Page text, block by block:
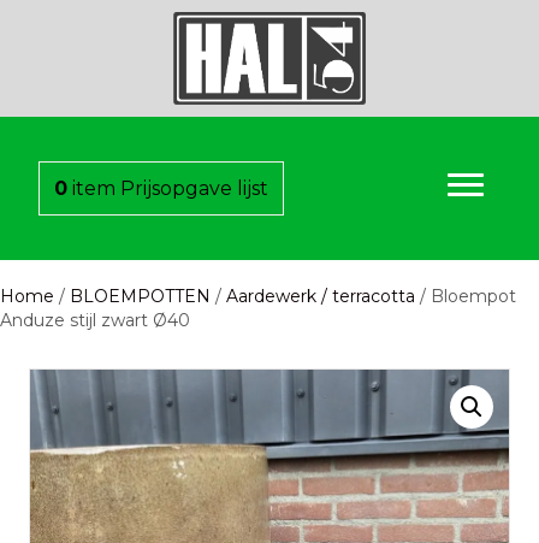
0 item Prijsopgave lijst
Home / BLOEMPOTTEN / Aardewerk / terracotta / Bloempot
Anduze stijl zwart Ø40